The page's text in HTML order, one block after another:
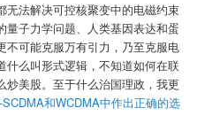
无法解决可控核聚变中的电磁约束
量子力学问题、人类基因表达和蛋
不可能克服万有引力，乃至克服电
什么叫形式逻辑，不知道如何在联
炒美股。至于什么治国理政，我更
SCDMA和WCDMA中作出正确的选